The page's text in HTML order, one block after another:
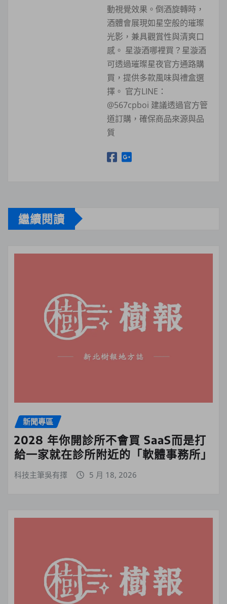
動視覺效果。倒酒旋轉時，
酒體會展現如星空般的璀璨
光影，兼具觀賞性與清爽口
感。 星漩酒哪裡買？星漩酒
可透過璀璨星夜官方通路購
買，提供多款風味與禮盒選
擇。 官方LINE：
@567cpboi 建議透過官方管
道訂購，確保商品來源與品
質
繼續閱讀
新聞專區
2028 年你開診所不會買 SaaS而是打
給一家就在診所附近的「軟體事務所」
科技主筆吳有擇 5 月 18, 2026